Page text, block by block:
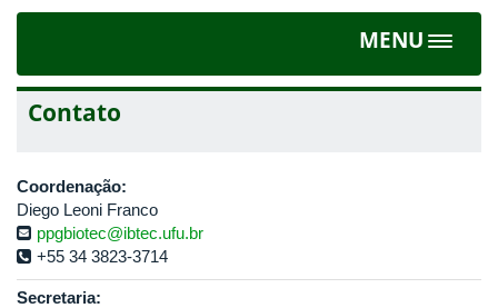
MENU
Toggle
Contato
Coordenação:
Diego Leoni Franco
ppgbiotec@ibtec.ufu.br
+55 34 3823-3714
Secretaria: